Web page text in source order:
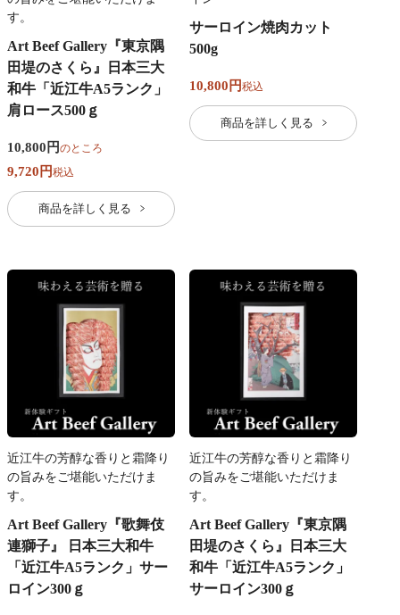
す。
Art Beef Gallery『東京隅
田堤のさくら』日本三大
和牛「近江牛A5ランク」
肩ロース500ｇ
10,800 のところ
9,720 税込
商品を詳しく見る
サーロイン焼肉カット
500g
10,800 税込
商品を詳しく見る
近江牛の芳醇な香りと霜降り
の旨みをご堪能いただけま
す。
Art Beef Gallery『歌舞伎
連獅子』 日本三大和牛
「近江牛A5ランク」サー
ロイン300ｇ
近江牛の芳醇な香りと霜降り
の旨みをご堪能いただけま
す。
Art Beef Gallery『東京隅
田堤のさくら』日本三大
和牛「近江牛A5ランク」
サーロイン300ｇ